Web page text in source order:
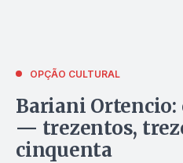
OPÇÃO CULTURAL
Bariani
— trezentos,
cinquenta